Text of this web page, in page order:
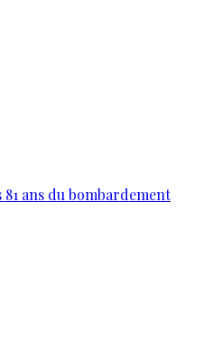
ans du bombardement